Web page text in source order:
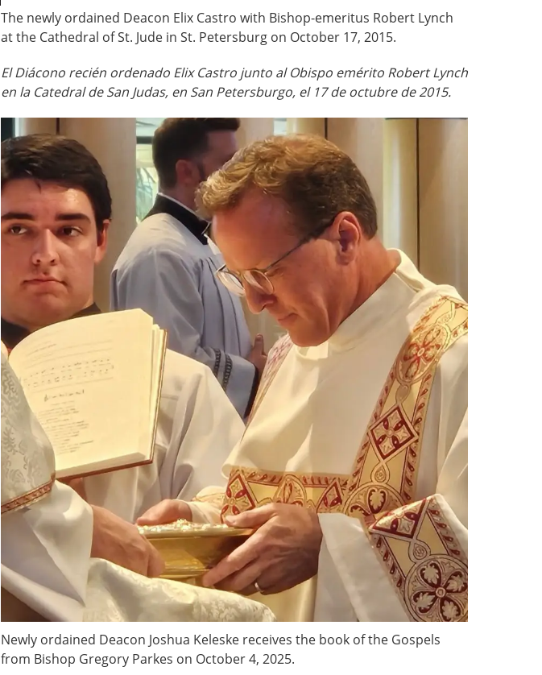
The newly ordained Deacon Elix Castro with Bishop-emeritus Robert Lynch
at the Cathedral of St. Jude in St. Petersburg on October 17, 2015.
El Diácono recién ordenado Elix Castro junto al Obispo emérito Robert Lynch
en la Catedral de San Judas, en San Petersburgo, el 17 de octubre de 2015.
Newly ordained Deacon Joshua Keleske receives the book of the Gospels
from Bishop Gregory Parkes on October 4, 2025.